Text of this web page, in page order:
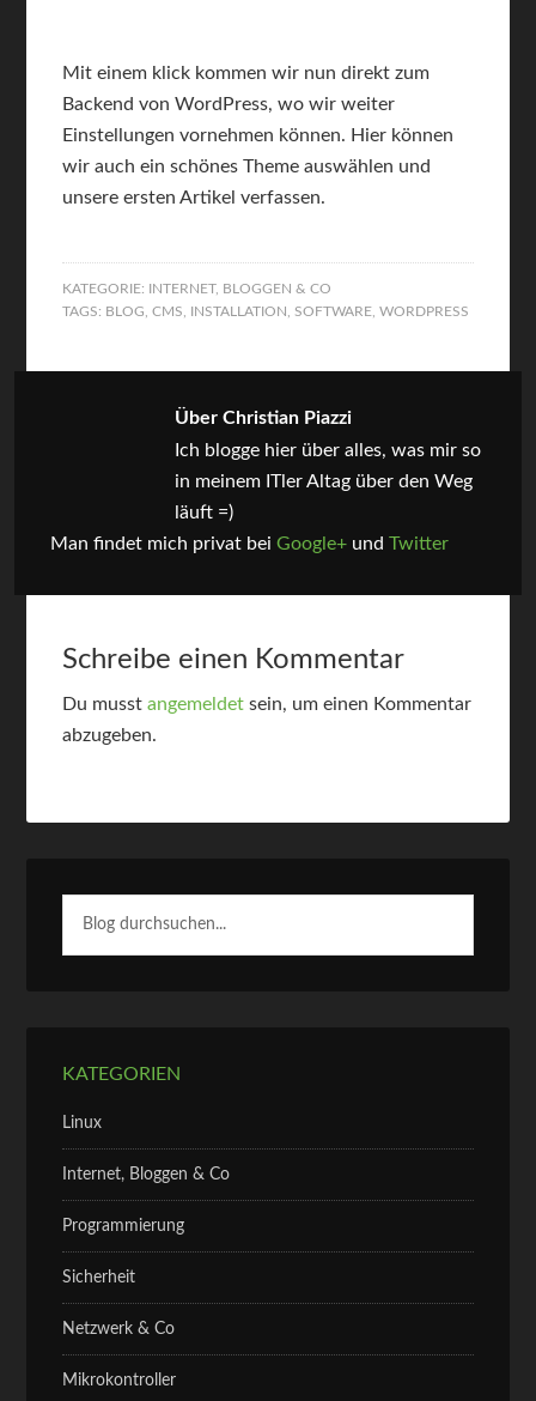
Mit einem klick kommen wir nun direkt zum
Backend von WordPress, wo wir weiter
Einstellungen vornehmen können. Hier können
wir auch ein schönes Theme auswählen und
unsere ersten Artikel verfassen.
KATEGORIE: INTERNET, BLOGGEN & CO
TAGS: BLOG ,CMS INSTALLATION SOFTWARE ,WORDPRESS
Über Christian Piazzi
Ich blogge hier über alles, was mir so
in meinem ITler Altag über den Weg
läuft =)
Man findet mich privat beiGoogle+ undTwitter
Schreibe einen Kommentar
Du musstangemeldet sein, um einen Kommentar
abzugeben.
KATEGORIEN
Linux
Internet, Bloggen & Co
Programmierung
Sicherheit
Netzwerk & Co
Mikrokontroller